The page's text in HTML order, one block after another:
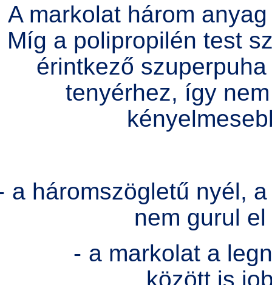
A markolat három
Míg a polipropilén test
érintkező
tenyérhez, így
a háromszögletű nyél,
nem gurul
- a markolat a
között is